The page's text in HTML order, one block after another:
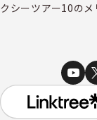
クシーツアー10のメ